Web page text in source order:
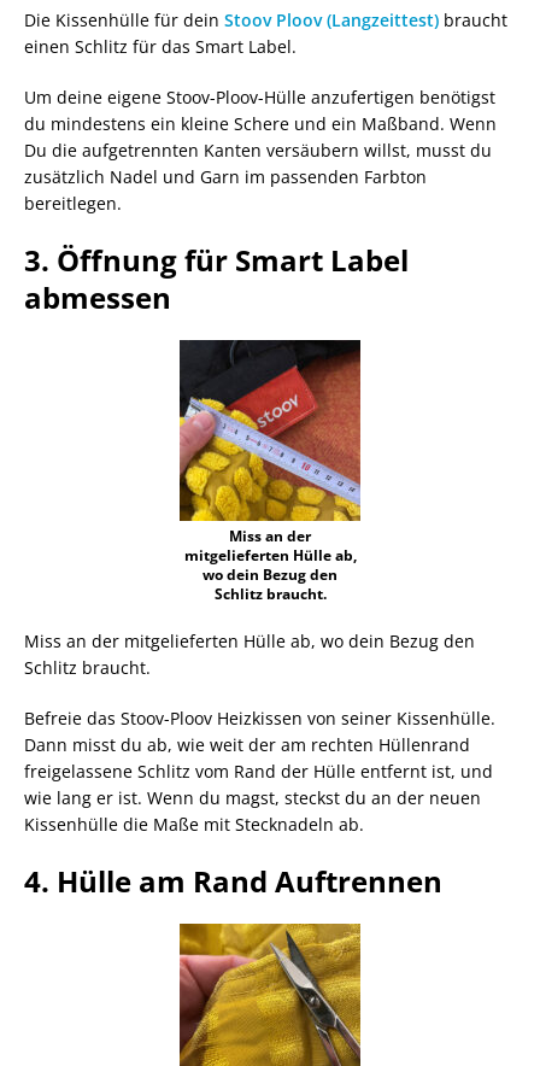
Die Kissenhülle für dein Stoov Ploov (Langzeittest) braucht
einen Schlitz für das Smart Label.
Um deine eigene Stoov-Ploov-Hülle anzufertigen benötigst
du mindestens ein kleine Schere und ein Maßband. Wenn
Du die aufgetrennten Kanten versäubern willst, musst du
zusätzlich Nadel und Garn im passenden Farbton
bereitlegen.
3. Öffnung für Smart Label
abmessen
Miss an der
mitgelieferten Hülle ab,
wo dein Bezug den
Schlitz braucht.
Miss an der mitgelieferten Hülle ab, wo dein Bezug den
Schlitz braucht.
Befreie das Stoov-Ploov Heizkissen von seiner Kissenhülle.
Dann misst du ab, wie weit der am rechten Hüllenrand
freigelassene Schlitz vom Rand der Hülle entfernt ist, und
wie lang er ist. Wenn du magst, steckst du an der neuen
Kissenhülle die Maße mit Stecknadeln ab.
4. Hülle am Rand Auftrennen